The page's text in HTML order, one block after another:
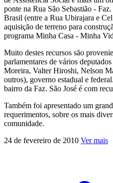
ponte na Rua São Sebastião -
Brasil (entre a Rua Ubirajara e
aquisição de terreno para
programa Minha Casa - Minha
Muito destes recursos são
parlamentares de vários
Moreira, Valter Hiroshi, Nelson
outros), governo estadual e
bairro da Faz. São José é com
Também foi apresentado um
requerimentos, sobre os mais
comunidade.
24 de fevereiro de 2010 Ver mais